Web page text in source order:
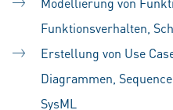
Funktionsverhalten,
Erstellung von Use
Diagrammen,
SysML